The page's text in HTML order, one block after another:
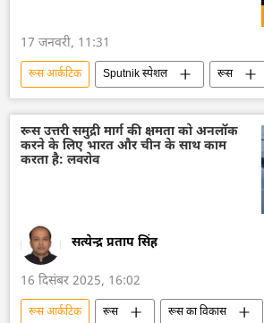
17 जनवरी, 11:31
रूस आर्कटिक Sputnik स्पेशल
रूस
रूस का विकास
रूसी सेना आर्कटिक
रूस उत्तरी समुद्री मार्ग की क्षमता को अनलॉक
करने के लिए भारत और चीन के साथ काम
करता है: लवरोव
सत्येन्द्र प्रताप सिंह
16 दिसंबर 2025, 16:02
रूस आर्कटिक रूस रूस का विकास